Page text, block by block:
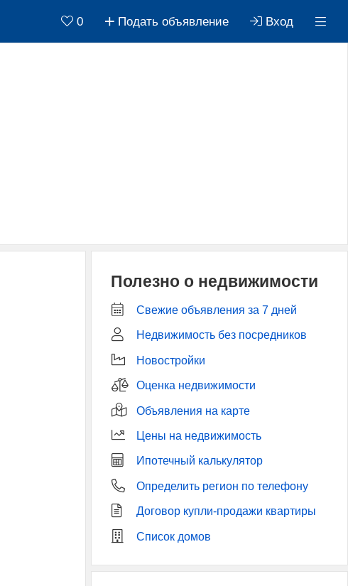
0 Подать объявление Вход
Полезно о недвижимости
Свежие объявления за 7 дней
Недвижимость без посредников
Новостройки
Оценка недвижимости
Объявления на карте
Цены на недвижимость
Ипотечный калькулятор
Определить регион по телефону
Договор купли-продажи квартиры
Список домов